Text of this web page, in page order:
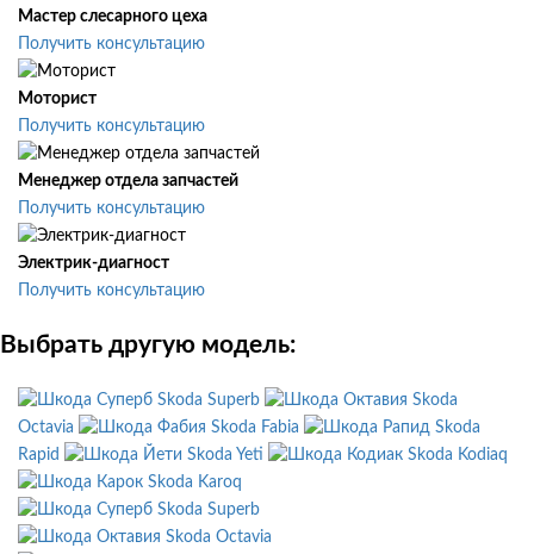
Мастер слесарного цеха
Получить консультацию
Моторист
Получить консультацию
Менеджер отдела запчастей
Получить консультацию
Электрик-диагност
Получить консультацию
Выбрать другую модель:
Skoda Superb
Skoda
Octavia
Skoda Fabia
Skoda
Rapid
Skoda Yeti
Skoda Kodiaq
Skoda Karoq
Skoda Superb
Skoda Octavia